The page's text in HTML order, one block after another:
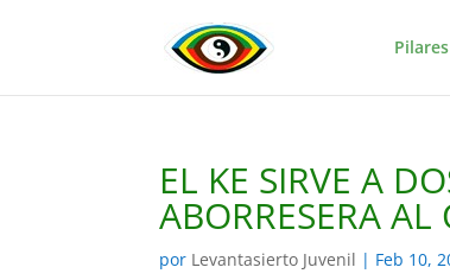
EL KE SIRVE A
ABORRESERA AL
por Levantasierto Juvenil | Feb 10,